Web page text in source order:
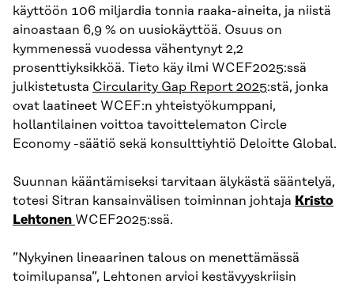
käyttöön 106 miljardia tonnia raaka-aineita, ja niistä
ainoastaan 6,9 % on uusiokäyttöä. Osuus on
kymmenessä vuodessa vähentynyt 2,2
prosenttiyksikköä. Tieto käy ilmi WCEF2025:ssä
julkistetusta Circularity Gap Report 2025:stä, jonka
ovat laatineet WCEF:n yhteistyökumppani,
hollantilainen voittoa tavoittelematon Circle
Economy -säätiö sekä konsulttiyhtiö Deloitte Global.
Suunnan kääntämiseksi tarvitaan älykästä sääntelyä,
totesi Sitran kansainvälisen toiminnan johtaja Kristo
Lehtonen WCEF2025:ssä.
”Nykyinen lineaarinen talous on menettämässä
toimilupansa”, Lehtonen arvioi kestävyyskriisin